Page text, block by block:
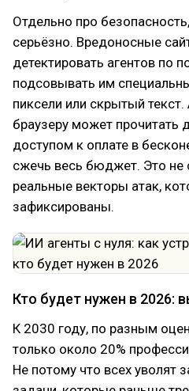
Отдельно про
серьёзно. Вредоносные
детектировать агентов по
подсовывать им
пиксели или скрытый
браузеру может прочитать
доступом к оплате в
сжечь весь бюджет. Это не
реальные векторы атак,
зафиксированы.
Кто будет нужен в 2026:
К 2030 году, по разным
только около 20%
Не потому что всех уволят